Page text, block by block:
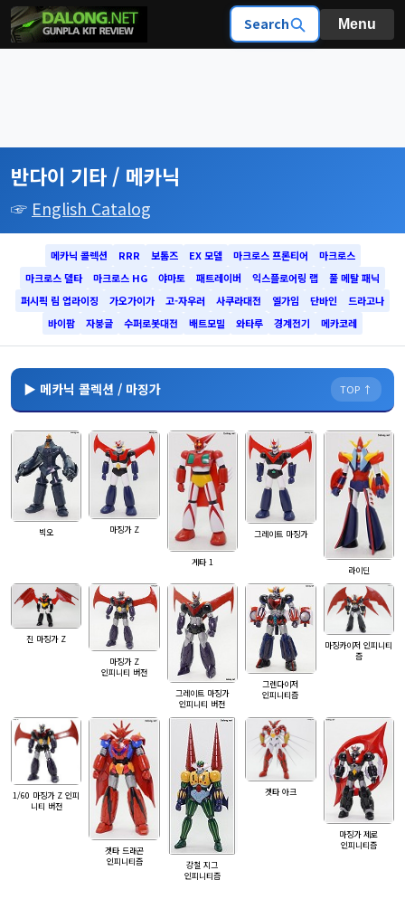
Search Menu
반다이 기타 / 메카닉
☞ English Catalog
메카닉 콜렉션 RRR 보톰즈 EX 모델 마크로스 프론티어
마크로스
마크로스 델타
마크로스 HG 야마토 패트레이버 익스플로어링 랩
풀 메탈 패닉
퍼시픽 림 업라이징
가오가이가 고-자우러 사쿠라대전 엘가임 단바인
드라고나
바이팜
자붕글 수퍼로봇대전 배트모빌 와타루 경계전기 메카코레
▶ 메카닉 콜렉션 / 마징가 TOP ↑
빅오 마징가 Z
게타 1
그레이트 마징가
라이딘
진 마징가 Z
마징가 Z
인피니티 버전
그레이트 마징가
인피니티 버전
그렌다이저
인피니티즘
마징카이저 인피니티
즘
1/60 마징가 Z 인피
니티 버전
겟타 드래곤
인피니티즘
강철 지그
인피니티즘
겟타 아크
마징가 제로
인피니티즘